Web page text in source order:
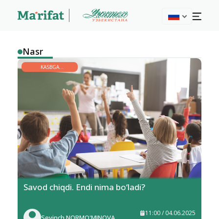
Nasr
KASBGA
YO‘NALTIRISH
Savod chiqdi. Endi nima bo‘ladi?
11:00 / 04.06.2025